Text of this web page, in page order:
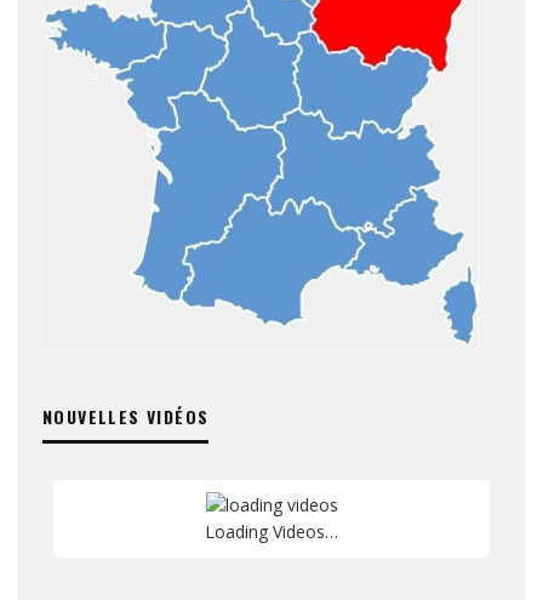
NOUVELLES VIDÉOS
Loading Videos…